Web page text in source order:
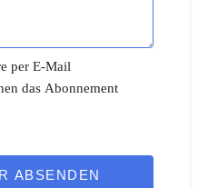
per E-Mail
das Abonnement
ABSENDEN